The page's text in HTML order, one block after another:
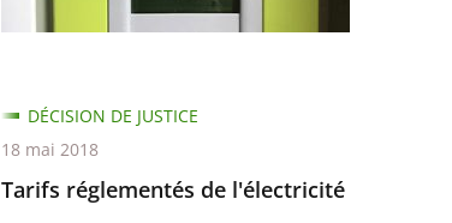
Tarifs réglementés de l'électricité
DÉCISION DE JUSTICE
18 mai 2018